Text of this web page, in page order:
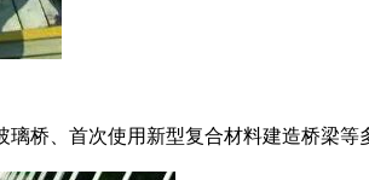
桥、首次使用新型复合材料建造桥梁等